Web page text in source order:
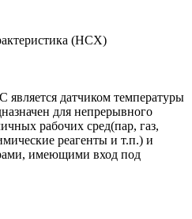
(НСХ)
является датчиком температуры
для непрерывного
рабочих сред(пар, газ,
реагенты и т.п.) и
имеющими вход под